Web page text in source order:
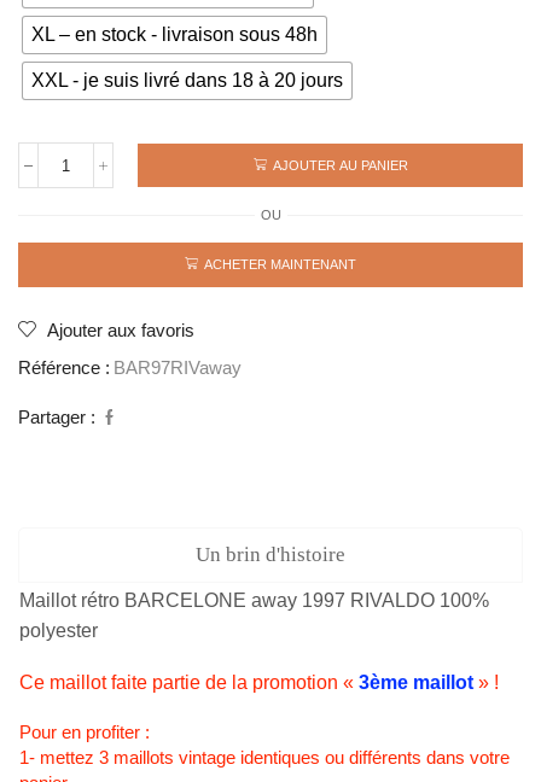
XL – en stock - livraison sous 48h
XXL - je suis livré dans 18 à 20 jours
quantité
rétro
RIVALDO
AJOUTER AU PANIER
OU
ACHETER MAINTENANT
Ajouter aux favoris
Référence : BAR97RIVaway
Partager :
Un brin d'histoire
Maillot rétro BARCELONE away 1997 RIVALDO 100%
polyester
Ce maillot faite partie de la promotion « 3ème maillot » !
Pour en profiter :
1- mettez 3 maillots vintage identiques ou différents dans votre